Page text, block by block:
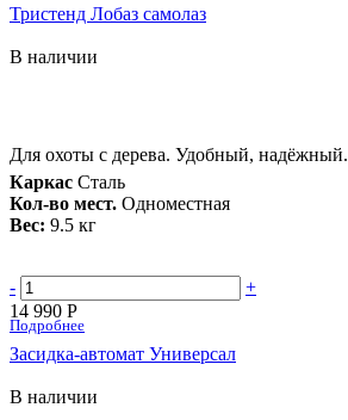
Тристенд Лобаз самолаз
В наличии
Для охоты с дерева. Удобный, надёжный.
Каркас Сталь
Кол-во мест. Одноместная
Вес: 9.5 кг
-
+
14 990 Р
Подробнее
Засидка-автомат Универсал
В наличии